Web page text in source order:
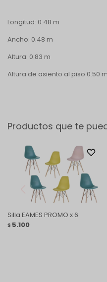
Longitud: 0.48 m
Ancho: 0.48 m
Altura: 0.83 m
Altura de asiento al piso 0.50 m
Productos que te
Silla EAMES PROMO x 6
$ 5.100